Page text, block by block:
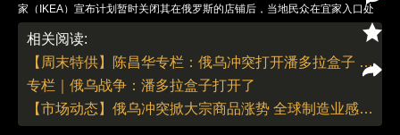
家（IKEA）宣布计划暂时关闭其在俄罗斯的店铺后，当地民众在宜家入口处
排队。尽管宜家的工作人员建议大家不要排队，但人们仍然希望能进店。宜家
称，俄乌冲突导致供应链中断、贸易受阻，因此决定暂时关闭其在俄罗斯的所
有门店，并暂停在俄罗斯和白俄罗斯的所有采购计划。宜家表示，此举将影响
到15000名员工，但公司至少会在接下来的三个月为他们提供薪水，并为其家
人提供支持。图：Vlad Karkov/视觉中国
责任编辑：李小然 | 版面编辑：李小然
相关阅读:
【周末特供】陈昌华专栏：俄乌冲突打开潘多拉盒子 金融系统风险需密切关注
专栏｜俄乌战争：潘多拉盒子打开了
【市场动态】俄乌冲突掀大宗商品涨势 全球制造业感受成本上涨压力